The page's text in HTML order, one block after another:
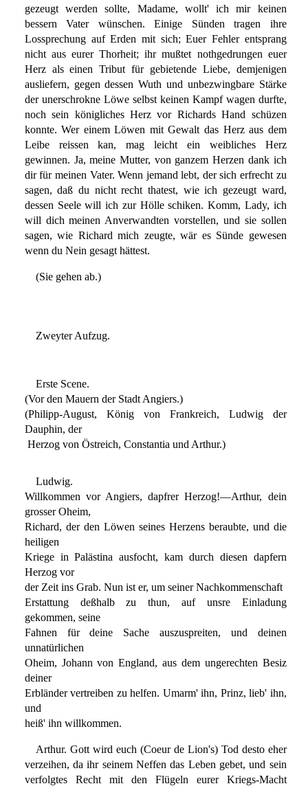
gezeugt werden sollte, Madame, wollt' ich mir keinen
bessern Vater wünschen. Einige Sünden tragen ihre
Lossprechung auf Erden mit sich; Euer Fehler entsprang
nicht aus eurer Thorheit; ihr mußtet nothgedrungen euer
Herz als einen Tribut für gebietende Liebe, demjenigen
ausliefern, gegen dessen Wuth und unbezwingbare Stärke
der unerschrokne Löwe selbst keinen Kampf wagen durfte,
noch sein königliches Herz vor Richards Hand schüzen
konnte. Wer einem Löwen mit Gewalt das Herz aus dem
Leibe reissen kan, mag leicht ein weibliches Herz
gewinnen. Ja, meine Mutter, von ganzem Herzen dank ich
dir für meinen Vater. Wenn jemand lebt, der sich erfrecht zu
sagen, daß du nicht recht thatest, wie ich gezeugt ward,
dessen Seele will ich zur Hölle schiken. Komm, Lady, ich
will dich meinen Anverwandten vorstellen, und sie sollen
sagen, wie Richard mich zeugte, wär es Sünde gewesen
wenn du Nein gesagt hättest.
(Sie gehen ab.)
Zweyter Aufzug.
Erste Scene.
(Vor den Mauern der Stadt Angiers.)
(Philipp-August, König von Frankreich, Ludwig der
Dauphin, der
Herzog von Östreich, Constantia und Arthur.)
Ludwig.
Willkommen vor Angiers, dapfrer Herzog!—Arthur, dein
grosser Oheim,
Richard, der den Löwen seines Herzens beraubte, und die
heiligen
Kriege in Palästina ausfocht, kam durch diesen dapfern
Herzog vor
der Zeit ins Grab. Nun ist er, um seiner Nachkommenschaft
Erstattung deßhalb zu thun, auf unsre Einladung
gekommen, seine
Fahnen für deine Sache auszuspreiten, und deinen
unnatürlichen
Oheim, Johann von England, aus dem ungerechten Besiz
deiner
Erbländer vertreiben zu helfen. Umarm' ihn, Prinz, lieb' ihn,
und
heiß' ihn willkommen.
Arthur. Gott wird euch (Coeur de Lion's) Tod desto eher
verzeihen, da ihr seinem Neffen das Leben gebet, und sein
verfolgtes Recht mit den Flügeln eurer Kriegs-Macht